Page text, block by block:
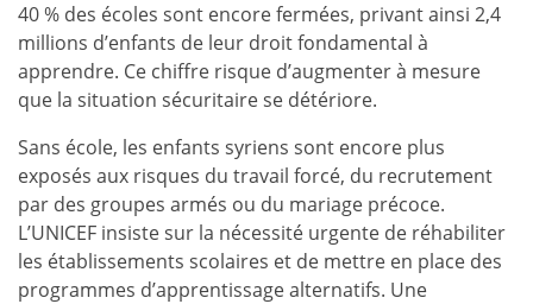
40 % des écoles sont encore fermées, privant ainsi 2,4
millions d’enfants de leur droit fondamental à
apprendre. Ce chiffre risque d’augmenter à mesure
que la situation sécuritaire se détériore.
Sans école, les enfants syriens sont encore plus
exposés aux risques du travail forcé, du recrutement
par des groupes armés ou du mariage précoce.
L’UNICEF insiste sur la nécessité urgente de réhabiliter
les établissements scolaires et de mettre en place des
programmes d’apprentissage alternatifs. Une